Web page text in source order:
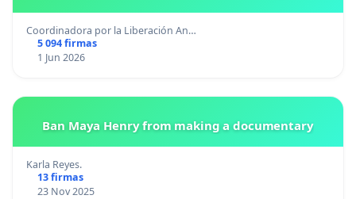
Coordinadora por la Liberación An…
5 094 firmas
1 Jun 2026
Ban Maya Henry from making a documentary
Karla Reyes.
13 firmas
23 Nov 2025